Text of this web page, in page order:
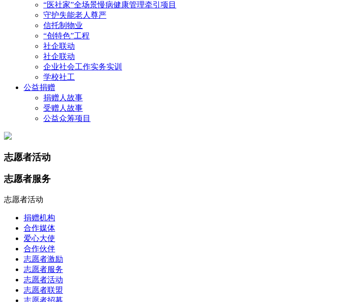
“医社家”全场景慢病健康管理牵引项目
守护失能老人尊严
信托制物业
“创特色”工程
社企联动
社企联动
企业社会工作实务实训
学校社工
公益捐赠
捐赠人故事
受赠人故事
公益众筹项目
志愿者活动
志愿者服务
志愿者活动
捐赠机构
合作媒体
爱心大使
合作伙伴
志愿者激励
志愿者服务
志愿者活动
志愿者联盟